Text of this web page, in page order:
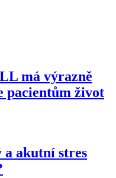
má výrazně
pacientům život
akutní stres